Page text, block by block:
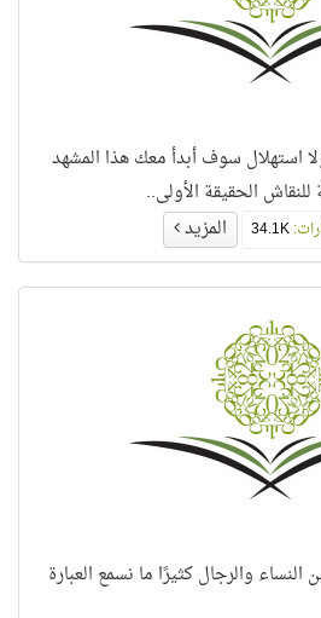
استهلال سوف أبدأ معك هذا المشهد
الحقيقة الأولى..
34.1K المزيد
والرجال كثيرًا ما نسمع العبارة